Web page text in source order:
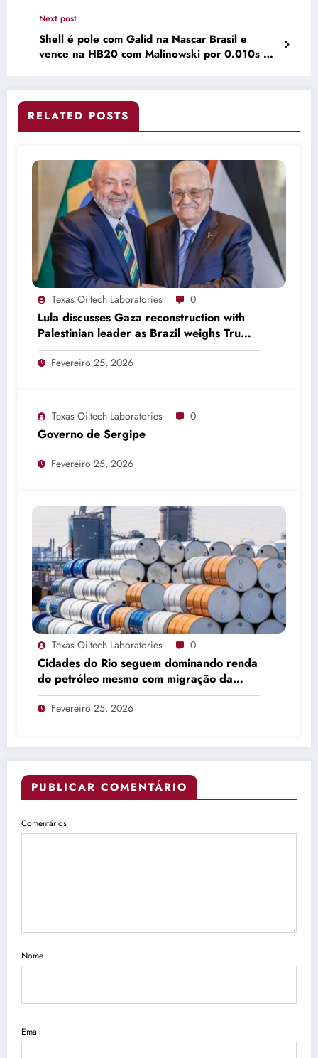
Next post
Shell é pole com Galid na Nascar Brasil e
vence na HB20 com Malinowski por 0.010s –
RELATED POSTS
Texas Oiltech Laboratories 0
Lula discusses Gaza reconstruction with
Palestinian leader as Brazil weighs Trump
invitation
Fevereiro 25, 2026
Texas Oiltech Laboratories 0
Governo de Sergipe
Fevereiro 25, 2026
Texas Oiltech Laboratories 0
Cidades do Rio seguem dominando renda
do petróleo mesmo com migração da
produção
Fevereiro 25, 2026
PUBLICAR COMENTÁRIO
Comentários
Nome
Email